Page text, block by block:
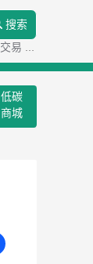
搜索
易
低碳
商城